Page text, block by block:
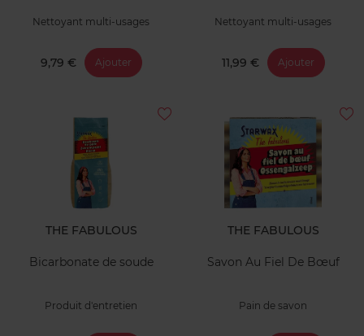
Nettoyant multi-usages
9,79 € Ajouter
Nettoyant multi-usages
11,99 € Ajouter
THE FABULOUS
Bicarbonate de soude
Produit d'entretien
THE FABULOUS
Savon Au Fiel De Bœuf
Pain de savon